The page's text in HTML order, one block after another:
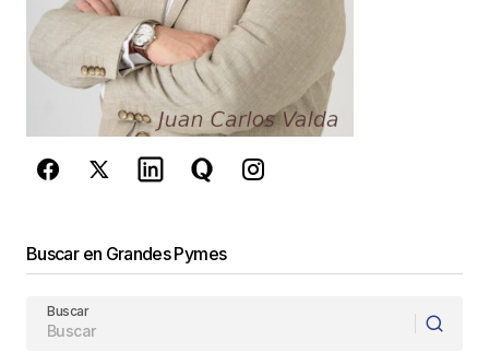
Este sitio esta protegido por
reCAPTCHA y laPolítica de
privacidad y los Términos del servicio
Buscar en Grandes Pymes
Buscar